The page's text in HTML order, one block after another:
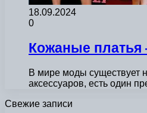
18.09.2024
0
Кожаные
В мире моды существует
аксессуаров, есть один
Свежие записи